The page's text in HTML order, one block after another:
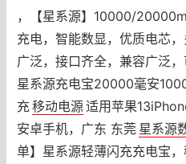
，【星系源】10000/
充电，智能数显，优质电芯
广泛，接口齐全，兼容广泛，
星系源充电宝20000毫安
充移动电源适用苹果
安卓手机，广东 东莞 星系源
单】星系源轻薄闪充充电宝